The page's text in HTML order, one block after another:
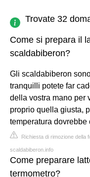
Trovate 32
Come si prepara il
scaldabiberon?
Gli scaldabiberon
tranquilli potete far
della vostra mano per
proprio quella giusta,
temperatura dovrebbe
Richiesta di rimozione della
scaldabiberon.info
Come preparare
termometro?